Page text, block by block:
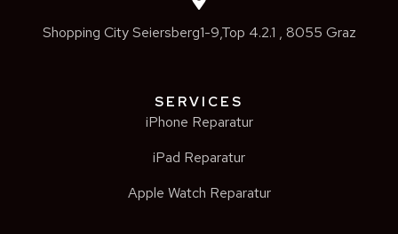
Shopping City Seiersberg1-9,Top 4.2.1 , 8055 Graz
SERVICES
iPhone Reparatur
iPad Reparatur
Apple Watch Reparatur